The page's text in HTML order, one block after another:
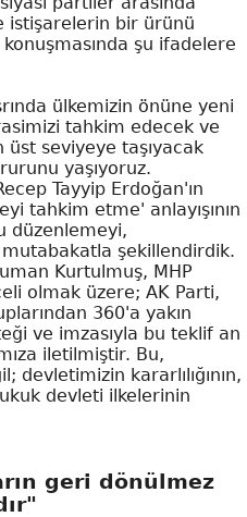
istişarelerin bir ürünü
şu ifadelere
ülkemizin önüne yeni
tahkim edecek ve
seviyeye taşıyacak
yaşıyoruz.
Tayyip Erdoğan'ın
tahkim etme' anlayışının
düzenlemeyi,
şekillendirdik.
Kurtulmuş, MHP
olmak üzere; AK Parti,
360'a yakın
ve imzasıyla bu teklif an
iletilmiştir. Bu,
devletimizin kararlılığının,
devleti ilkelerinin
geri dönülmez